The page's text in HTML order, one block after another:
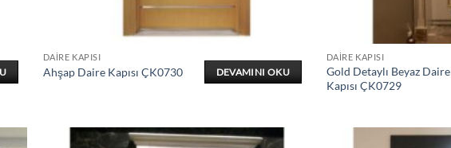
DAIRE KAPISI
Ahşap Daire Kapısı ÇK0730 DEVAMINI OKU
DAIRE KAPISI
Gold Detaylı Beyaz Daire
Kapısı ÇK0729